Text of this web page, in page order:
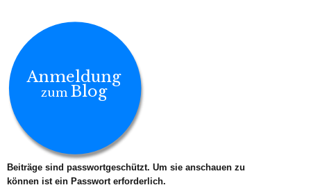
Anmeldung
zum Blog
Beiträge sind passwortgeschützt. Um sie anschauen zu
können ist ein Passwort erforderlich.